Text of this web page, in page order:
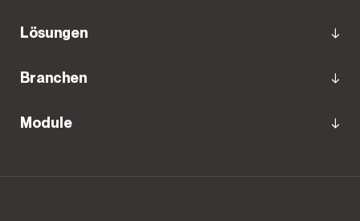
Lösungen
Branchen
Module